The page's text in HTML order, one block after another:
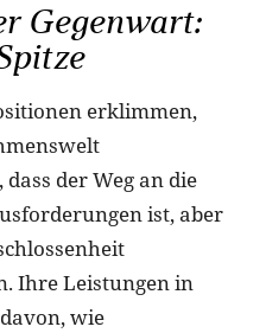
Gegenwart:
erklimmen,
der Weg an die
ist, aber
Ihre Leistungen in
wie